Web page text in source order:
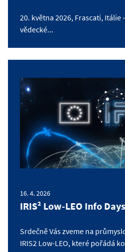
20. května 2026, Frascati, Itálie
vědecké...
16. 4. 2026
IRIS² Low-LEO Info Days
Srdečně Vás zveme na
IRIS2 Low-LEO, které pořádá